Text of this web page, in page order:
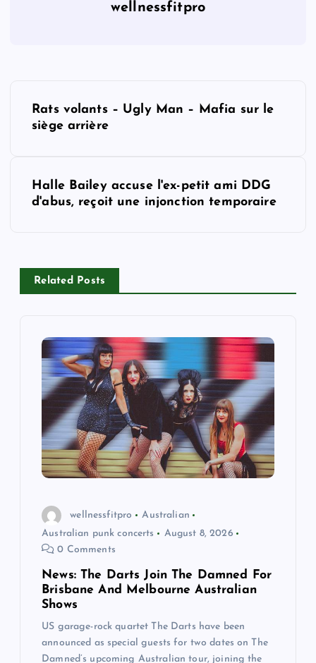
wellnessfitpro
a
Rats volants – Ugly Man – Mafia sur le
siège arrière
Halle Bailey accuse l'ex-petit ami DDG
d'abus, reçoit une injonction temporaire
Related Posts
wellnessfitpro
Australian
Australian punk concerts
August 8, 2026
0 Comments
News: The Darts Join The Damned For
Brisbane And Melbourne Australian
Shows
US garage-rock quartet The Darts have been
announced as special guests for two dates on The
Damned’s upcoming Australian tour, joining the